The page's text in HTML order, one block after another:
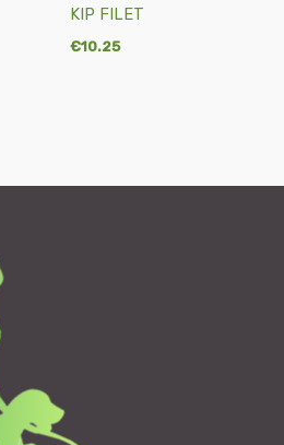
KIP FILET
€10.25